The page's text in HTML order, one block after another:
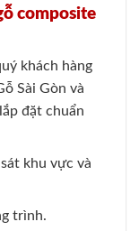
composite
khách hàng
Sài Gòn và
đặt chuẩn
khu vực và
trình.